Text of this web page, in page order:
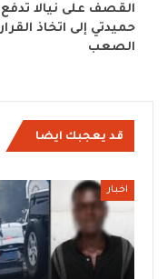
القصف على نيالا تدفع
حميدتي إلى اتخاذ القرار
الصعب
قد يعجبك ايضا
اخبار